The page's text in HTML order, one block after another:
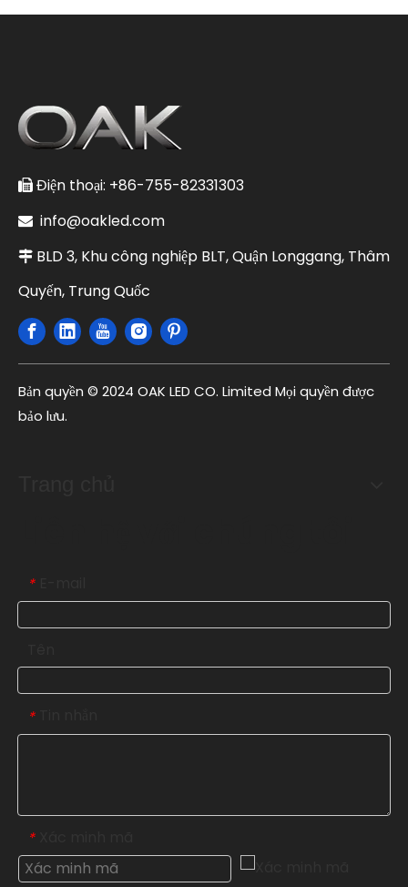
 Điện thoại: +86-755-82331303
 info@oakled.com
 BLD 3, Khu công nghiệp BLT, Quận Longgang, Thâm
Quyến, Trung Quốc
Bản quyền © 2024 OAK LED CO. Limited Mọi quyền được
bảo lưu.
*
*
*